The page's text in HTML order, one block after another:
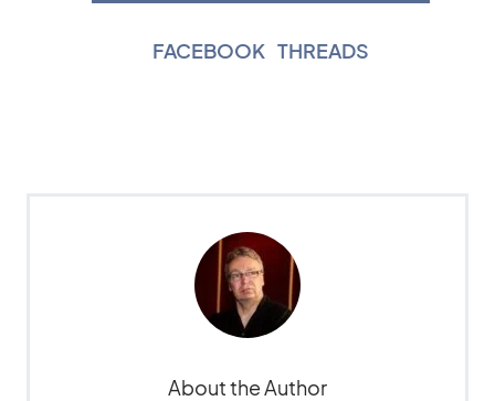
FACEBOOK THREADS
About the Author